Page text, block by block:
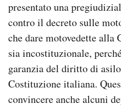
presentato una
contro il decreto sulle
che dare motovedette alla
sia incostituzionale,
garanzia del diritto di
Costituzione italiana.
convincere anche alcuni